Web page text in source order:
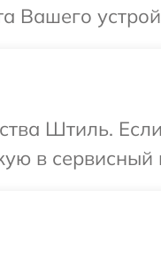
Вашего
Штиль.
в